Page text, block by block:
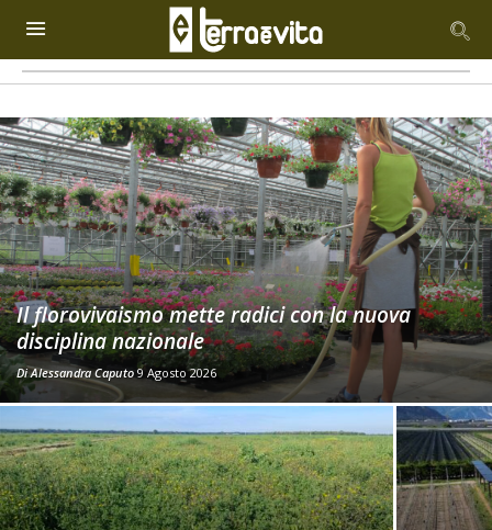
Il florovivaismo mette radici con la nuova
disciplina nazionale
DiAlessandra Caputo 9 Agosto 2026